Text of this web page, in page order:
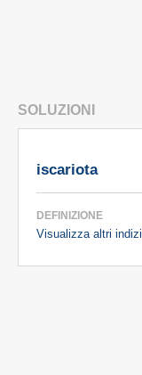
SOLUZIONI
iscariota
DEFINIZIONE
Visualizza altri indizi